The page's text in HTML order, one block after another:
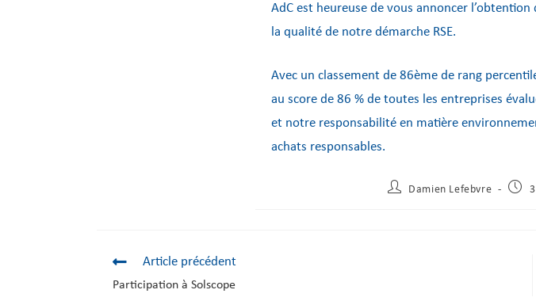
AdC est heureuse de vous annoncer
la qualité de notre démarche RSE.
Avec un classement de 86ème de rang
au score de 86 % de toutes les entreprises
et notre responsabilité en matière
achats responsables.
Damien Lefebvre
Article précédent
Participation à Solscope